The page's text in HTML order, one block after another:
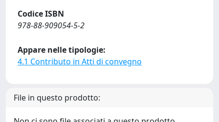
Codice ISBN
978-88-909054-5-2
Appare nelle tipologie:
4.1 Contributo in Atti di convegno
File in questo prodotto: